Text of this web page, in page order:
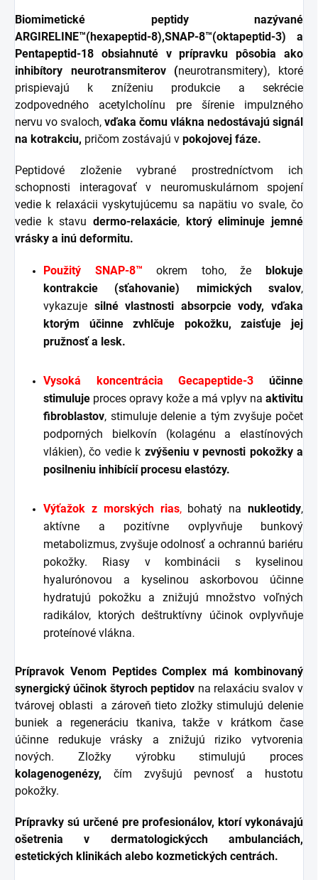
Biomimetické peptidy nazývané
ARGIRELINE™(hexapeptid-8),SNAP-8™(oktapeptid-3) a
Pentapeptid-18 obsiahnuté v prípravku pôsobia ako
inhibítory neurotransmiterov (neurotransmitery), ktoré
prispievajú k zníženiu produkcie a sekrécie
zodpovedného acetylcholínu pre šírenie impulzného
nervu vo svaloch, vďaka čomu vlákna nedostávajú signál
na kotrakciu, pričom zostávajú v pokojovej fáze.
Peptidové zloženie vybrané prostredníctvom ich
schopnosti interagovať v neuromuskulárnom spojení
vedie k relaxácii vyskytujúcemu sa napätiu vo svale, čo
vedie k stavu dermo-relaxácie,
ktorý eliminuje jemné
vrásky a inú deformitu.
Použitý SNAP-8™ okrem toho, že
blokuje
kontrakcie (sťahovanie) mimických svalov,
vykazuje silné vlastnosti absorpcie vody, vďaka
ktorým účinne zvhlčuje pokožku, zaisťuje jej
pružnosť a lesk.
Vysoká koncentrácia Gecapeptide-3
účinne
stimuluje proces opravy kože a má vplyv na aktivitu
fibroblastov, stimuluje delenie a tým zvyšuje počet
podporných bielkovín (kolagénu a elastínových
vlákien), čo vedie k zvýšeniu v pevnosti pokožky a
posilneniu inhibícií procesu elastózy.
Výťažok z morských rias,bohatý na nukleotidy,
aktívne a pozitívne ovplyvňuje bunkový
metabolizmus, zvyšuje odolnosť a ochrannú bariéru
pokožky. Riasy v kombinácii s kyselinou
hyalurónovou a kyselinou askorbovou účinne
hydratujú pokožku a znižujú množstvo voľných
radikálov, ktorých deštruktívny účinok ovplyvňuje
proteínové vlákna.
Prípravok Venom Peptides Complex má kombinovaný
synergický účinok štyroch peptidov na relaxáciu svalov v
tvárovej oblasti a zároveň tieto zložky stimulujú delenie
buniek a regeneráciu tkaniva, takže v krátkom čase
účinne redukuje vrásky a znižujú riziko vytvorenia
nových. Zložky výrobku stimulujú proces
kolagenogenézy, čím zvyšujú pevnosť a hustotu
pokožky.
Prípravky sú určené pre profesionálov, ktorí vykonávajú
ošetrenia v dermatologickýcch ambulanciách,
estetických klinikách alebo kozmetických centrách.